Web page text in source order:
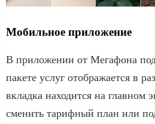
Мобильное приложение
В приложении от Мегафона
пакете услуг отображается в
вкладка находится на
сменить тарифный план или